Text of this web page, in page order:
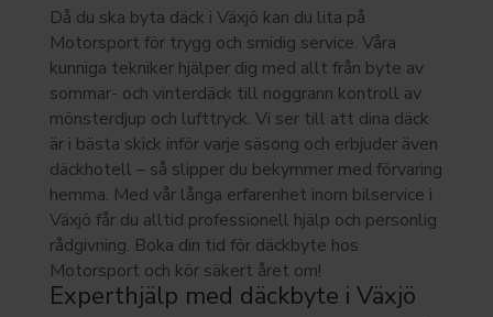
Då du ska byta däck i Växjö kan du lita på
Motorsport för trygg och smidig service. Våra
kunniga tekniker hjälper dig med allt från byte av
sommar- och vinterdäck till noggrann kontroll av
mönsterdjup och lufttryck. Vi ser till att dina däck
är i bästa skick inför varje säsong och erbjuder även
däckhotell – så slipper du bekymmer med förvaring
hemma. Med vår långa erfarenhet inom bilservice i
Växjö får du alltid professionell hjälp och personlig
rådgivning. Boka din tid för däckbyte hos
Motorsport och kör säkert året om!
Experthjälp med däckbyte i Växjö